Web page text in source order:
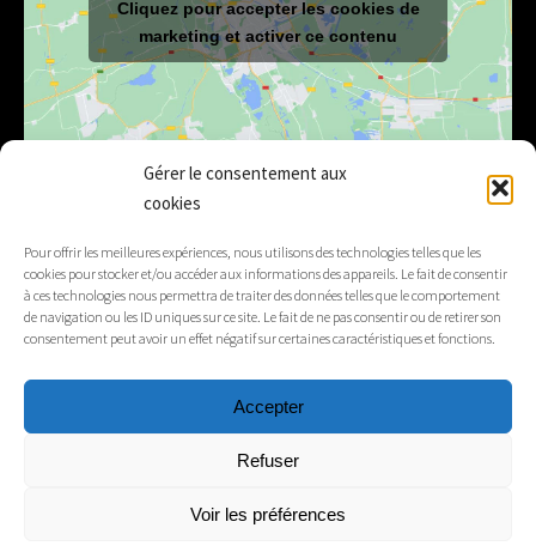
Gérer le consentement aux
cookies
Pour offrir les meilleures expériences, nous utilisons des technologies telles que les
cookies pour stocker et/ou accéder aux informations des appareils. Le fait de consentir
à ces technologies nous permettra de traiter des données telles que le comportement
de navigation ou les ID uniques sur ce site. Le fait de ne pas consentir ou de retirer son
consentement peut avoir un effet négatif sur certaines caractéristiques et fonctions.
Accepter
Refuser
Voir les préférences
Cliquez pour accepter les cookies de
marketing et activer ce contenu
Tél. 04 50 20 91 15
Mentions légales